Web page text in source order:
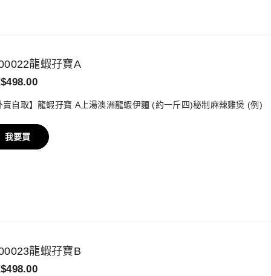
龍蝦孖寶A
賣自取】龍蝦孖寶 A上湯澳洲龍蝦伊麵 (約一斤四)秘制麻辣雞煲 (例)
我要買
龍蝦孖寶B